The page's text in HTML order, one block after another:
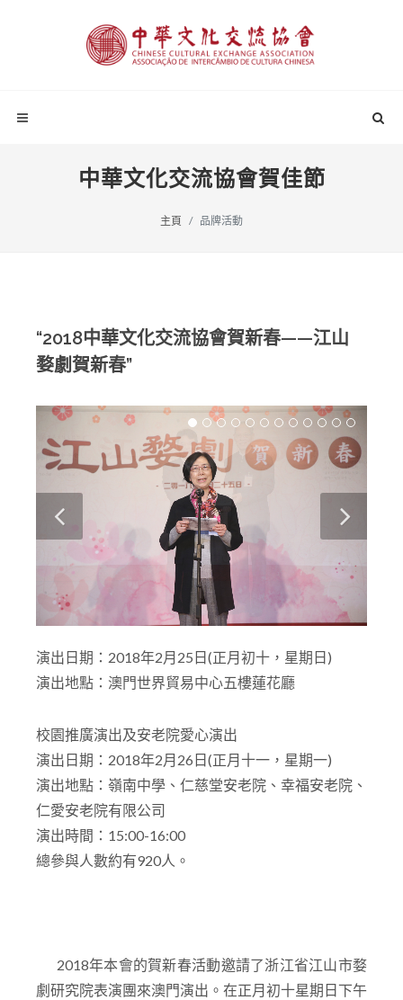
中華文化交流協會賀佳節
主頁 品牌活動
“2018中華文化交流協會賀新春——江山
婺劇賀新春”
演出日期：2018年2月25日(正月初十，星期日)
演出地點：澳門世界貿易中心五樓蓮花廳
校園推廣演出及安老院愛心演出
演出日期：2018年2月26日(正月十一，星期一)
演出地點：嶺南中學、仁慈堂安老院、幸福安老院、
仁愛安老院有限公司
演出時間：15:00-16:00
總參與人數約有920人。
2018年本會的賀新春活動邀請了浙江省江山市婺
劇研究院表演團來澳門演出。在正月初十星期日下午